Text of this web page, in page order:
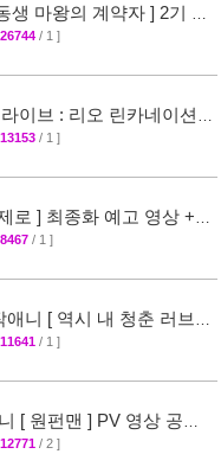
생 마왕의 계약자 ] 2기 제
공개 [45]
26744 / 1 ]
이브 : 리오 린카네이션 ]
13153 / 1 ]
로 ] 최종화 예고 영상 +
[40]
8467 / 1 ]
애니 [ 역시 내 청춘 러브코
2차 PV 영상 공개
11641 / 1 ]
[ 원펀맨 ] PV 영상 공개 (
12771 / 2 ]